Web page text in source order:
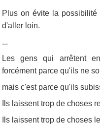
Plus on évite la
d'aller loin.
...
Les gens qui arrêtent
forcément parce qu'ils ne
mais c'est parce qu'ils
Ils laissent trop de choses
Ils laissent trop de choses